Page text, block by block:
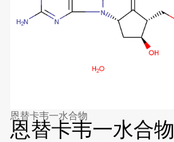
恩替卡韦一水合物
恩替卡韦一水合物